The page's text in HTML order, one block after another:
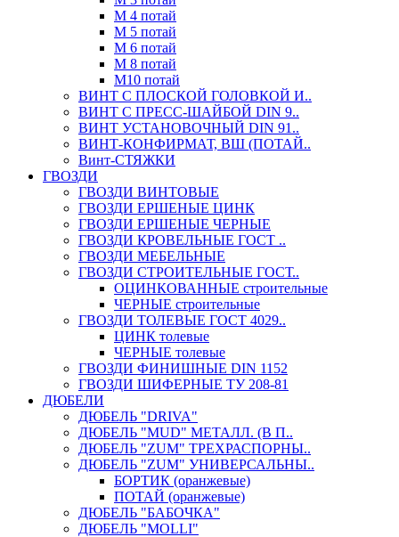
М 4 потай
М 5 потай
М 6 потай
М 8 потай
М10 потай
ВИНТ С ПЛОСКОЙ ГОЛОВКОЙ И..
ВИНТ С ПРЕСС-ШАЙБОЙ DIN 9..
ВИНТ УСТАНОВОЧНЫЙ DIN 91..
ВИНТ-КОНФИРМАТ, ВШ (ПОТАЙ..
Винт-СТЯЖКИ
ГВОЗДИ
ГВОЗДИ ВИНТОВЫЕ
ГВОЗДИ ЕРШЕНЫЕ ЦИНК
ГВОЗДИ ЕРШЕНЫЕ ЧЕРНЫЕ
ГВОЗДИ КРОВЕЛЬНЫЕ ГОСТ ..
ГВОЗДИ МЕБЕЛЬНЫЕ
ГВОЗДИ СТРОИТЕЛЬНЫЕ ГОСТ..
ОЦИНКОВАННЫЕ строительные
ЧЕРНЫЕ строительные
ГВОЗДИ ТОЛЕВЫЕ ГОСТ 4029..
ЦИНК толевые
ЧЕРНЫЕ толевые
ГВОЗДИ ФИНИШНЫЕ DIN 1152
ГВОЗДИ ШИФЕРНЫЕ ТУ 208-81
ДЮБЕЛИ
ДЮБЕЛЬ "DRIVA"
ДЮБЕЛЬ "MUD" МЕТАЛЛ. (В П..
ДЮБЕЛЬ "ZUM" ТРЕХРАСПОРНЫ..
ДЮБЕЛЬ "ZUM" УНИВЕРСАЛЬНЫ..
БОРТИК (оранжевые)
ПОТАЙ (оранжевые)
ДЮБЕЛЬ "БАБОЧКА"
ДЮБЕЛЬ "МOLLI"